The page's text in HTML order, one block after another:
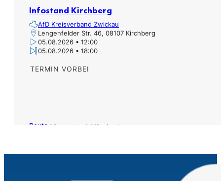
Infostand Kirchberg
AfD Kreisverband Zwickau
Lengenfelder Str. 46, 08107 Kirchberg
05.08.2026 • 12:00
05.08.2026 • 18:00
TERMIN VORBEI
Route »Datenschutz & AGB – Google